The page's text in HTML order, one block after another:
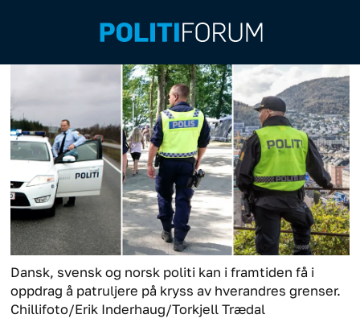
Dansk, svensk og norsk politi kan i framtiden få i
oppdrag å patruljere på kryss av hverandres grenser.
Chillifoto/Erik Inderhaug/Torkjell Trædal